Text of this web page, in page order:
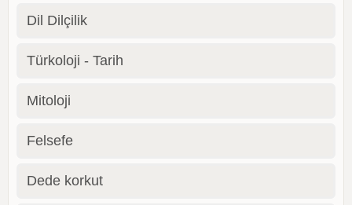
Dil Dilçilik
Türkoloji - Tarih
Mitoloji
Felsefe
Dede korkut